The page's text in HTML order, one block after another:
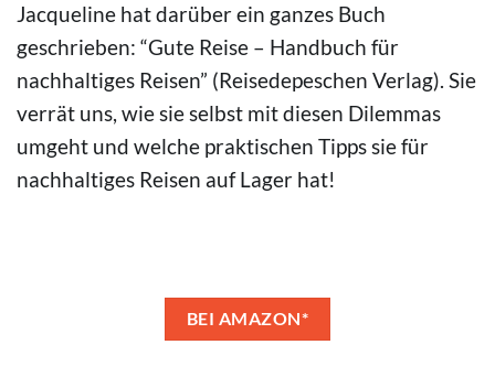
Jacqueline hat darüber ein ganzes Buch
geschrieben: “Gute Reise – Handbuch für
nachhaltiges Reisen” (Reisedepeschen Verlag). Sie
verrät uns, wie sie selbst mit diesen Dilemmas
umgeht und welche praktischen Tipps sie für
nachhaltiges Reisen auf Lager hat!
BEI AMAZON*